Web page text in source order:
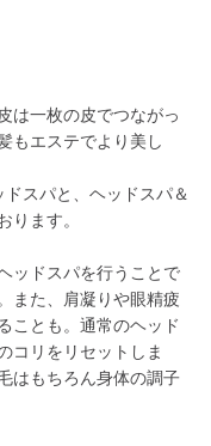
は一枚の皮でつながっ
もエステでより美し
スパと、ヘッドスパ＆
ります。
ッドスパを行うことで
また、肩凝りや眼精疲
ことも。通常のヘッド
コリをリセットしま
はもちろん身体の調子